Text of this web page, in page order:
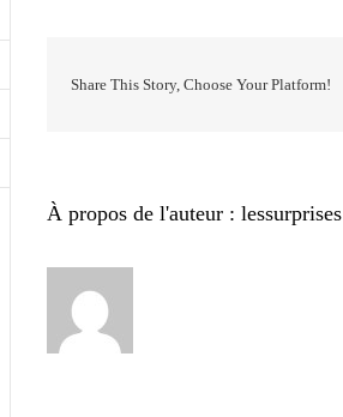
Share This Story, Choose Your Platform!
À propos de l'auteur : lessurprises